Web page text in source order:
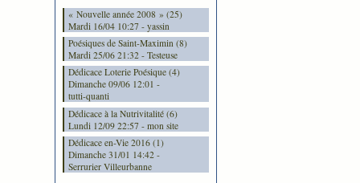
« Nouvelle année 2008 » (25)
Mardi 16/04 10:27 - yassin
Poésiques de Saint-Maximin (8)
Mardi 25/06 21:32 - Testeuse
Dédicace Loterie Poésique (4)
Dimanche 09/06 12:01 -
tutti-quanti
Dédicace à la Nutrivitalité (6)
Lundi 12/09 22:57 - mon site
Dédicace en-Vie 2016 (1)
Dimanche 31/01 14:42 -
Serrurier Villeurbanne